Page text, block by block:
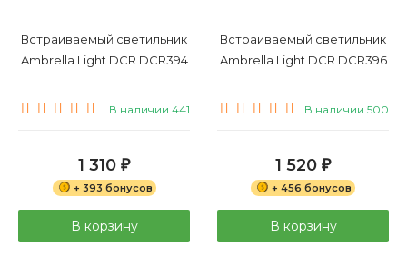
Встраиваемый светильник
Ambrella Light DCR DCR394
В наличии 441
1 310 ₽
+ 393 бонусов
В корзину
Встраиваемый светильник
Ambrella Light DCR DCR396
В наличии 500
1 520 ₽
+ 456 бонусов
В корзину